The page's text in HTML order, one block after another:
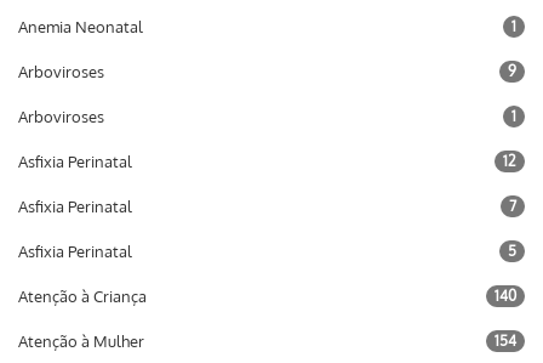
Anemia Neonatal 1
Arboviroses 9
Arboviroses 1
Asfixia Perinatal 12
Asfixia Perinatal 7
Asfixia Perinatal 5
Atenção à Criança 140
Atenção à Mulher 154